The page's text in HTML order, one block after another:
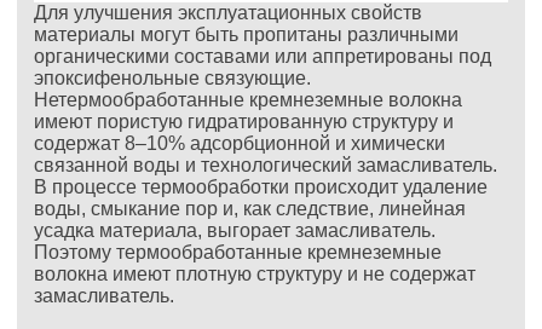
Для улучшения эксплуатационных свойств
материалы могут быть пропитаны различными
органическими составами или аппретированы под
эпоксифенольные связующие.
Нетермообработанные кремнеземные волокна
имеют пористую гидратированную структуру и
содержат 8–10% адсорбционной и химически
связанной воды и технологический замасливатель.
В процессе термообработки происходит удаление
воды, смыкание пор и, как следствие, линейная
усадка материала, выгорает замасливатель.
Поэтому термообработанные кремнеземные
волокна имеют плотную структуру и не содержат
замасливатель.